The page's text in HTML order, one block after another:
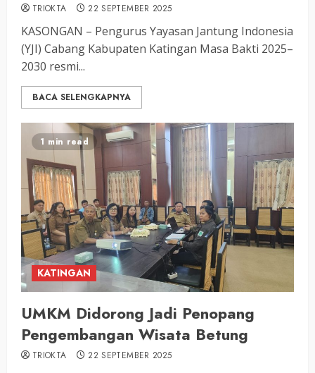
TRIOKTA 22 SEPTEMBER 2025
KASONGAN – Pengurus Yayasan Jantung Indonesia
(YJI) Cabang Kabupaten Katingan Masa Bakti 2025–
2030 resmi...
BACA SELENGKAPNYA
1 min read
KATINGAN
UMKM Didorong Jadi Penopang
Pengembangan Wisata Betung
TRIOKTA 22 SEPTEMBER 2025